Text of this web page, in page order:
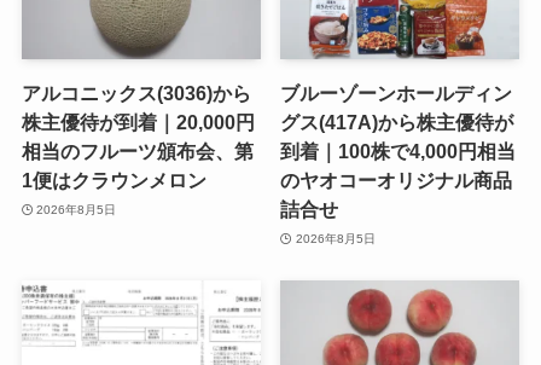
アルコニックス(3036)から
株主優待が到着｜20,000円
相当のフルーツ頒布会、第
1便はクラウンメロン
2026年8月5日
ブルーゾーンホールディン
グス(417A)から株主優待が
到着｜100株で4,000円相当
のヤオコーオリジナル商品
詰合せ
2026年8月5日